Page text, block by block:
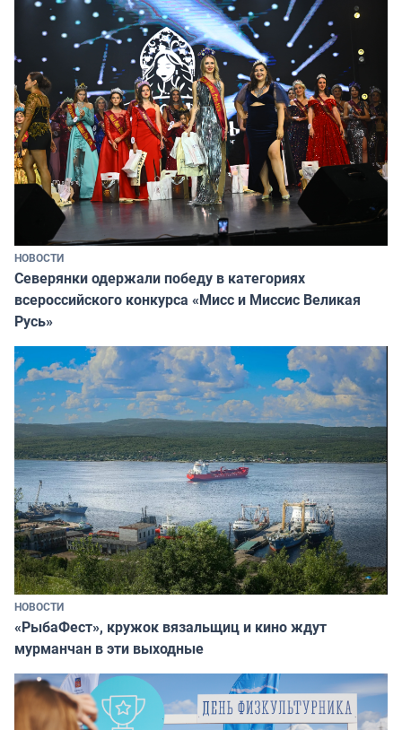
НОВОСТИ
Северянки одержали победу в категориях
всероссийского конкурса «Мисс и Миссис Великая
Русь»
НОВОСТИ
«РыбаФест», кружок вязальщиц и кино ждут
мурманчан в эти выходные